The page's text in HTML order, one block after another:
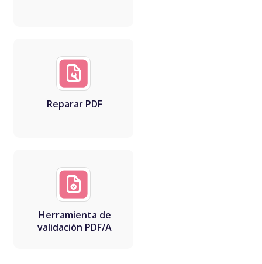
Reparar PDF
Herramienta de
validación PDF/A